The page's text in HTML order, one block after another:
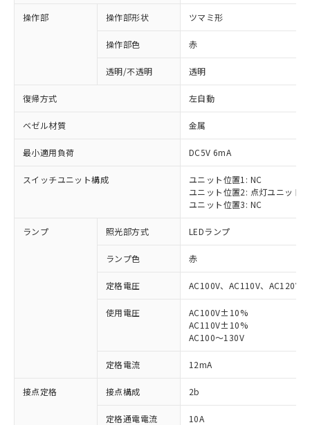
操作部 操作部形状 ツマミ形
操作部色 赤
透明/不透明 透明
復帰方式 左自動
ベゼル材質 金属
最小適用負荷 DC5V 6mA
スイッチユニット構成
ユニット位置1: NC
ユニット位置2: 点灯ユニット
ユニット位置3: NC
ランプ 照光部方式 LEDランプ
ランプ色 赤
定格電圧 AC100V、AC110V、AC120V
使用電圧
AC100V±10%
AC110V±10%
AC100～130V
定格電流 12mA
接点定格 接点構成 2b
定格通電電流 10A
ご利用条件
対応済み：EU RoHS指令（10物質）の
非含有に対応した製品が提供可能な商品で
対応予定：EU RoHS指令（10物質）の非含
有に対応した製品に切り替える予定のある